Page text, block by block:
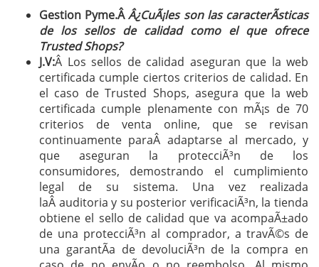
Gestion Pyme.ÂÂ¿CuÃ¡les son las caracterÃ­sticas
de los sellos de calidad como el que ofrece
Trusted Shops?
J.V:Â Los sellos de calidad aseguran que la web
certificada cumple ciertos criterios de calidad. En
el caso de Trusted Shops, asegura que la web
certificada cumple plenamente con mÃ¡s de 70
criterios de venta online, que se revisan
continuamente paraÂ adaptarse al mercado, y
que aseguran la protecciÃ³n de los
consumidores, demostrando el cumplimiento
legal de su sistema. Una vez realizada
laÂ auditoria y su posterior verificaciÃ³n, la tienda
obtiene el sello de calidad que va acompaÃ±ado
de una protecciÃ³n al comprador, a travÃ©s de
una garantÃ­a de devoluciÃ³n de la compra en